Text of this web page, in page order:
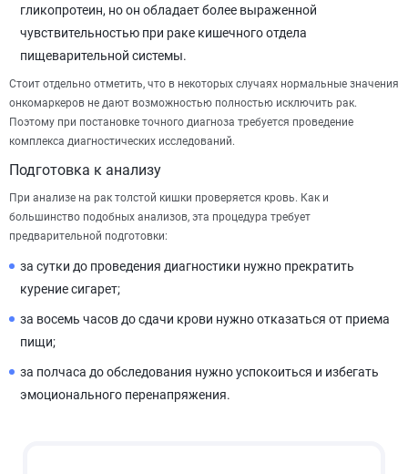
гликопротеин, но он обладает более выраженной
чувствительностью при раке кишечного отдела
пищеварительной системы.
Стоит отдельно отметить, что в некоторых случаях нормальные значения
онкомаркеров не дают возможностью полностью исключить рак.
Поэтому при постановке точного диагноза требуется проведение
комплекса диагностических исследований.
Подготовка к анализу
При анализе на рак толстой кишки проверяется кровь. Как и
большинство подобных анализов, эта процедура требует
предварительной подготовки:
за сутки до проведения диагностики нужно прекратить
курение сигарет;
за восемь часов до сдачи крови нужно отказаться от приема
пищи;
за полчаса до обследования нужно успокоиться и избегать
эмоционального перенапряжения.